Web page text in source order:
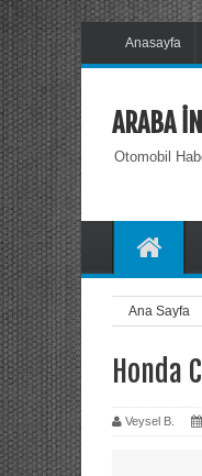
Anasayfa
ARABA
Otomobil
Ana Sayfa
Honda
Veysel B.